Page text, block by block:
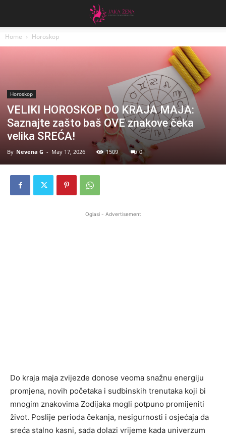
Home Horoskop
Horoskop
VELIKI HOROSKOP DO KRAJA MAJA:
Saznajte zašto baš OVE znakove čeka
velika SREĆA!
By Nevena G - May 17, 2026 1509 0
Oglasi - Advertisement
Do kraja maja zvijezde donose veoma snažnu energiju
promjena, novih početaka i sudbinskih trenutaka koji bi
mnogim znakovima Zodijaka mogli potpuno promijeniti
život. Poslije perioda čekanja, nesigurnosti i osjećaja da
sreća stalno kasni, sada dolazi vrijeme kada univerzum